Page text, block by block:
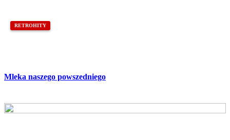
RETROHITY
Mleka naszego powszedniego